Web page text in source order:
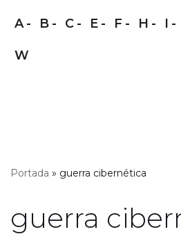
A B C E F H I
W
Portada » guerra cibernética
guerra